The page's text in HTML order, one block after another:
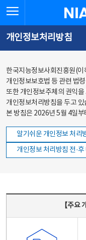
바로가기
바로가기
한국
개인정보처리방침
한국지능정보사회진흥원(이
개인정보보호법 등 관련 법
또한 개인정보주체의 권익
개인정보처리방침을 두고 있
본 방침은 2026년 5월 4일부
알기쉬운 개인정보 처리
개인정보 처리방침 전·
【주요